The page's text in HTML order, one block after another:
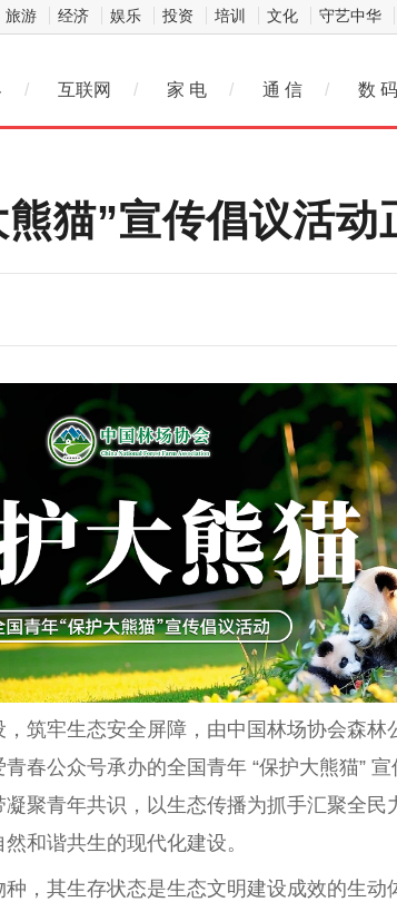
旅游 经济 娱乐 投资 培训 文化 守艺中华
/ 互联网 / 家 电 / 通 信 / 数 码
猫”宣传倡议活动
筑牢生态安全屏障，由中国林场协会森林
春公众号承办的全国青年 “保护大熊猫”
聚青年共识，以生态传播为抓手汇聚全民
和谐共生的现代化建设。
，其生存状态是生态文明建设成效的生动